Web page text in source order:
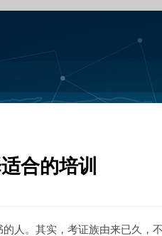
合的培训
。其实，考证族由来已久，